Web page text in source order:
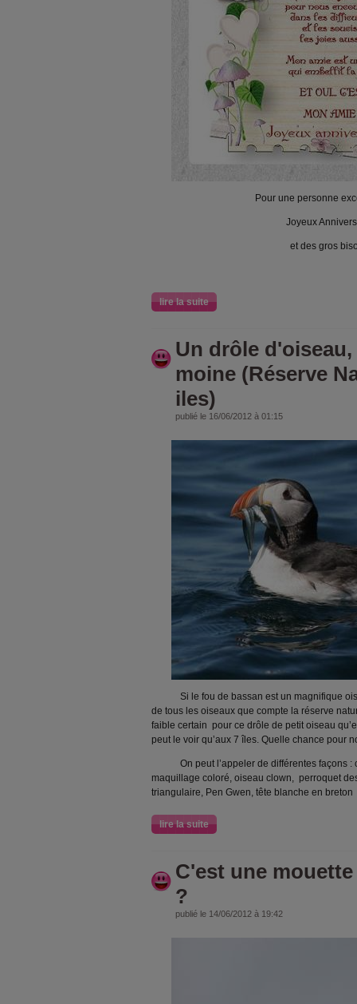
Pour une personne
Joyeux
et des gros
lire la suite
Un drôle
moine (Réserve
iles)
publié le 16/06/2012 à 01:15
Si le fou de bassan est un magnifique
de tous les oiseaux que compte la réserve
faible certain pour ce drôle de petit oiseau
peut le voir qu’aux 7 îles. Quelle chance pour
On peut l’appeler de différentes façons :
maquillage coloré, oiseau clown, perroquet
triangulaire, Pen Gwen, tête blanche en breton
lire la suite
C'est une
?
publié le 14/06/2012 à 19:42